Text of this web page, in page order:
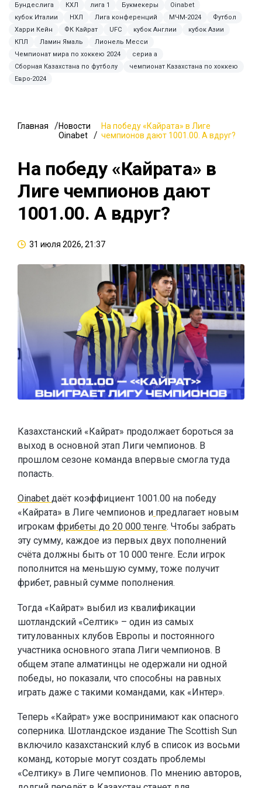
Бундеслига
КХЛ лига 1 Букмекеры
Oinabet
кубок Италии
НХЛ Лига конференций МЧМ-2024
Футбол
Харри Кейн
ФК Кайрат UFC кубок Англии
кубок Азии
КПЛ
Ламин Ямаль
Лионель Месси
Чемпионат мира по хоккею 2024
сериа а
Сборная Казахстана по футболу
чемпионат Казахстана по хоккею
Евро-2024
Главная
Новости
Oinabet
На победу «Кайрата» в Лиге
чемпионов дают 1001.00. А вдруг?
На победу «Кайрата» в
Лиге чемпионов дают
1001.00. А вдруг?
31 июля 2026, 21:37
Казахстанский «Кайрат» продолжает бороться за
выход в основной этап Лиги чемпионов. В
прошлом сезоне команда впервые смогла туда
попасть.
Oinabet даёт коэффициент 1001.00 на победу
«Кайрата» в Лиге чемпионов и предлагает новым
игрокам фрибеты до 20 000 тенге. Чтобы забрать
эту сумму, каждое из первых двух пополнений
счёта должны быть от 10 000 тенге. Если игрок
пополнится на меньшую сумму, тоже получит
фрибет, равный сумме пополнения.
Тогда «Кайрат» выбил из квалификации
шотландский «Селтик» – один из самых
титулованных клубов Европы и постоянного
участника основного этапа Лиги чемпионов. В
общем этапе алматинцы не одержали ни одной
победы, но показали, что способны на равных
играть даже с такими командами, как «Интер».
Теперь «Кайрат» уже воспринимают как опасного
соперника. Шотландское издание The Scottish Sun
включило казахстанский клуб в список из восьми
команд, которые могут создать проблемы
«Селтику» в Лиге чемпионов. По мнению авторов,